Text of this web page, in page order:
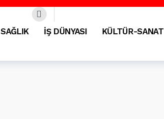
SAĞLIK İŞ DÜNYASI KÜLTÜR-SANAT